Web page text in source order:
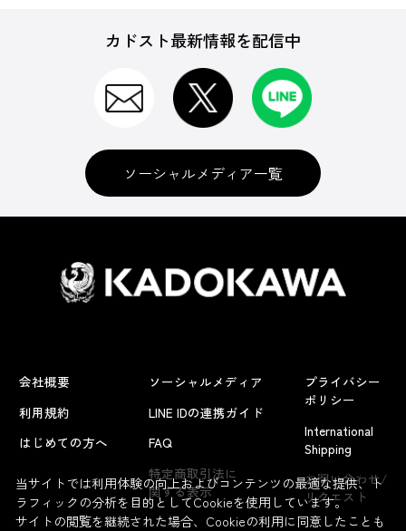
よくあるお問い合わせ
カドスト最新情報を配信中
ソーシャルメディア一覧
会社概要
利用規約
はじめての方へ
ソーシャルメディア
LINE IDの連携ガイド
FAQ
特定商取引法に
関する表示
プライバシー
ポリシー
International
Shipping
お問い合わせ/
リクエスト
当サイトでは利用体験の向上およびコンテンツの最適な提供、ト
ラフィックの分析を目的としてCookieを使用しています。
サイトの閲覧を継続された場合、Cookieの利用に同意したことも